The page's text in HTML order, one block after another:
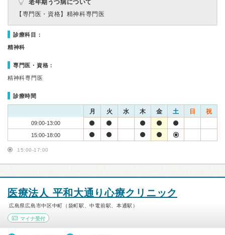
老年期うつ病について
【専門医・資格】 精神科専門医
診療科目：
精神科
専門医・資格：
精神科専門医
診療時間
月 火 水 木 金 土 日 祝
09:00-13:00
15:00-18:00
15:00-17:00
医療法人 平和大通り心療クリニック
広島県広島市中区中町（袋町駅、中電前駅、本通駅）
マイナ受付